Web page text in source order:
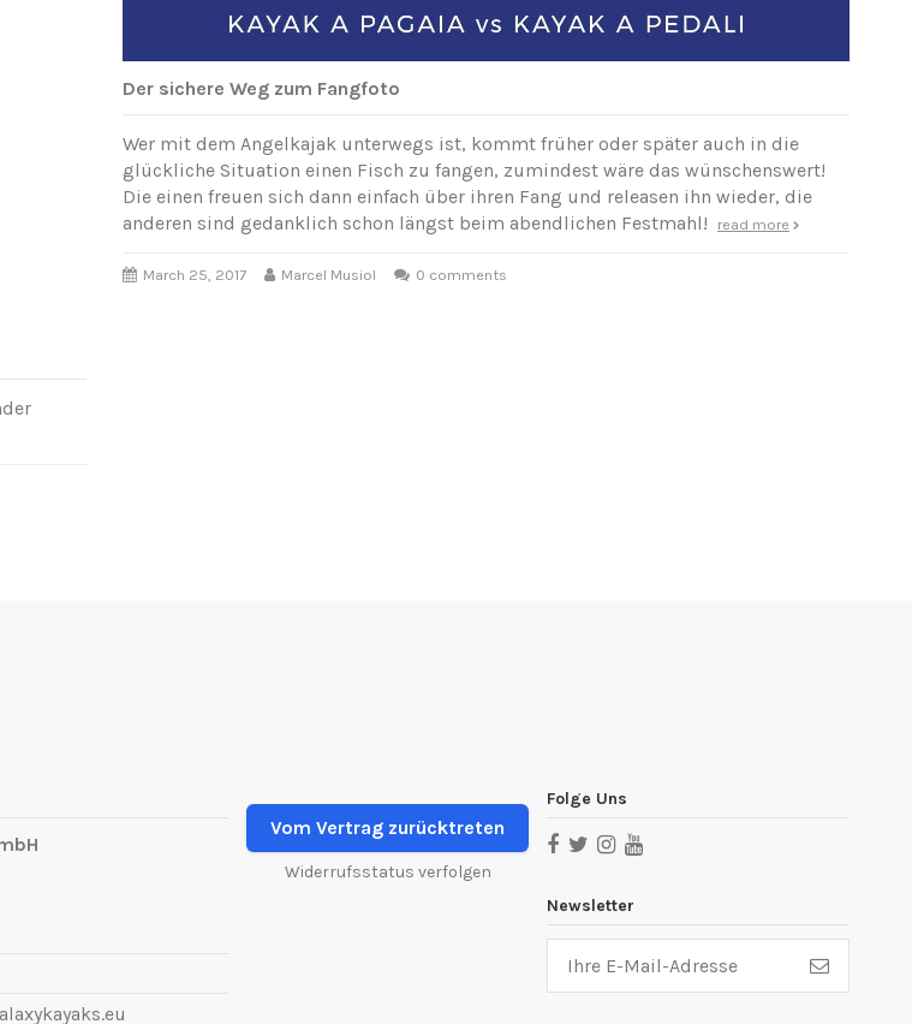
Der sichere Weg zum Fangfoto
Wer mit dem Angelkajak unterwegs ist, kommt früher oder später auch in die
glückliche Situation einen Fisch zu fangen, zumindest wäre das wünschenswert!
Die einen freuen sich dann einfach über ihren Fang und releasen ihn wieder, die
anderen sind gedanklich schon längst beim abendlichen Festmahl!
read more
March 25, 2017 Marcel Musiol 0 comments
Vom Vertrag zurücktreten
Widerrufsstatus verfolgen
Folge Uns
Newsletter